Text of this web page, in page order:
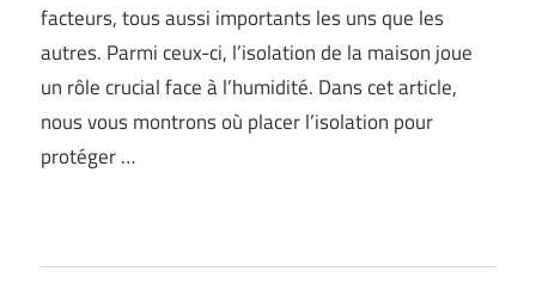
facteurs, tous aussi importants les uns que les
autres. Parmi ceux-ci, l’isolation de la maison joue
un rôle crucial face à l’humidité. Dans cet article,
nous vous montrons où placer l’isolation pour
protéger …